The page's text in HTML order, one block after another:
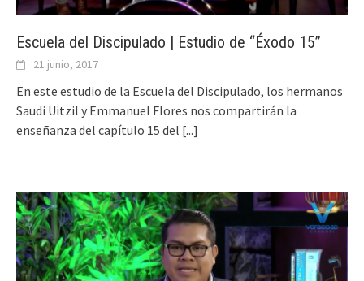
Escuela del Discipulado | Estudio de “Éxodo 15”
21 junio, 2017
En este estudio de la Escuela del Discipulado, los hermanos
Saudi Uitzil y Emmanuel Flores nos compartirán la
enseñanza del capítulo 15 del [...]